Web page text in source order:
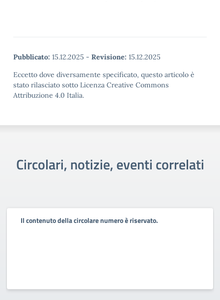
Pubblicato: 15.12.2025 - Revisione: 15.12.2025
Eccetto dove diversamente specificato, questo articolo è
stato rilasciato sotto Licenza Creative Commons
Attribuzione 4.0 Italia.
Circolari, notizie, eventi correlati
Il contenuto della circolare numero è riservato.